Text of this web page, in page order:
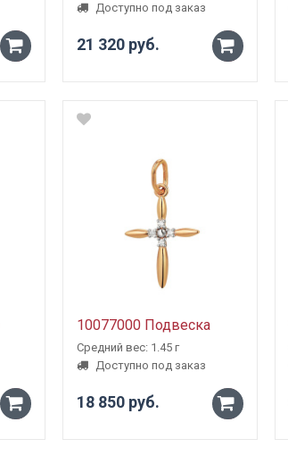
-
Доступно под заказ
21 320 руб. -
-
10077000 Подвеска
Средний вес: 1.45 г
Доступно под заказ
18 850 руб. -